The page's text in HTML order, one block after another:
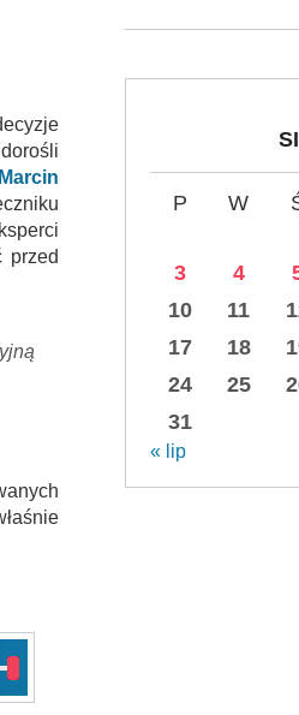
Marcin
przed
P W
3
4
10
11
17
18
24
25
31
« lip